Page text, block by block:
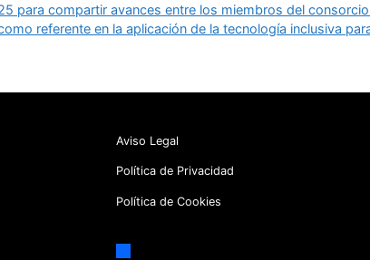
para compartir avances entre los miembros del
referente en la aplicación de la tecnología inclusiva
Aviso Legal
Política de Privacidad
Política de Cookies
facebook